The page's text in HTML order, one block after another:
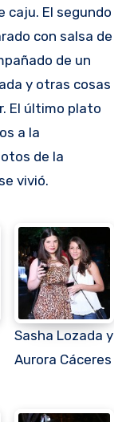
caju. El segundo
con salsa de
de un
y otras cosas
El último plato
a la
de la
vivió.
Sasha Lozada y
Aurora Cáceres